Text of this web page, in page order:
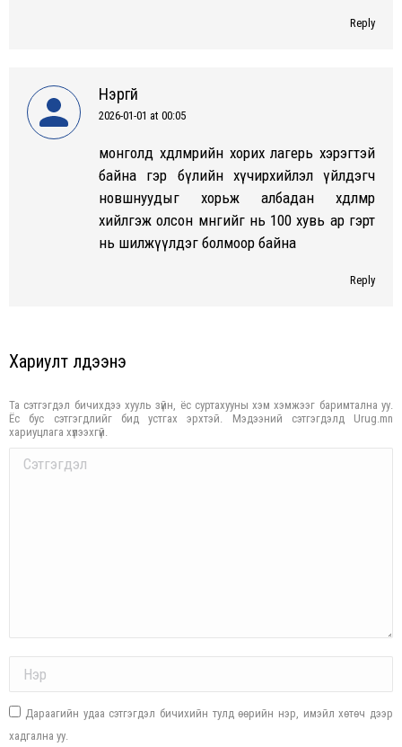
Reply
Нэргүй
says:
2026-01-01 at 00:05
монголд хөдөлмөрийн хорих лагерь хэрэгтэй
байна гэр бүлийн хүчирхийлэл үйлдэгч
новшнуудыг хорьж албадан хөдөлмөр
хийлгэж олсон мөнгийг нь 100 хувь ар гэрт
нь шилжүүлдэг болмоор байна
Reply
Хариулт үлдээнэ үү
Та сэтгэгдэл бичихдээ хууль зүйн, ёс суртахууны хэм хэмжээг баримтална уу.
Ёс бус сэтгэгдлийг бид устгах эрхтэй. Мэдээний сэтгэгдэлд Urug.mn
хариуцлага хүлээхгүй.
Comment
Дараагийн удаа сэтгэгдэл бичихийн тулд өөрийн нэр, имэйл хөтөч дээр
хадгална уу.